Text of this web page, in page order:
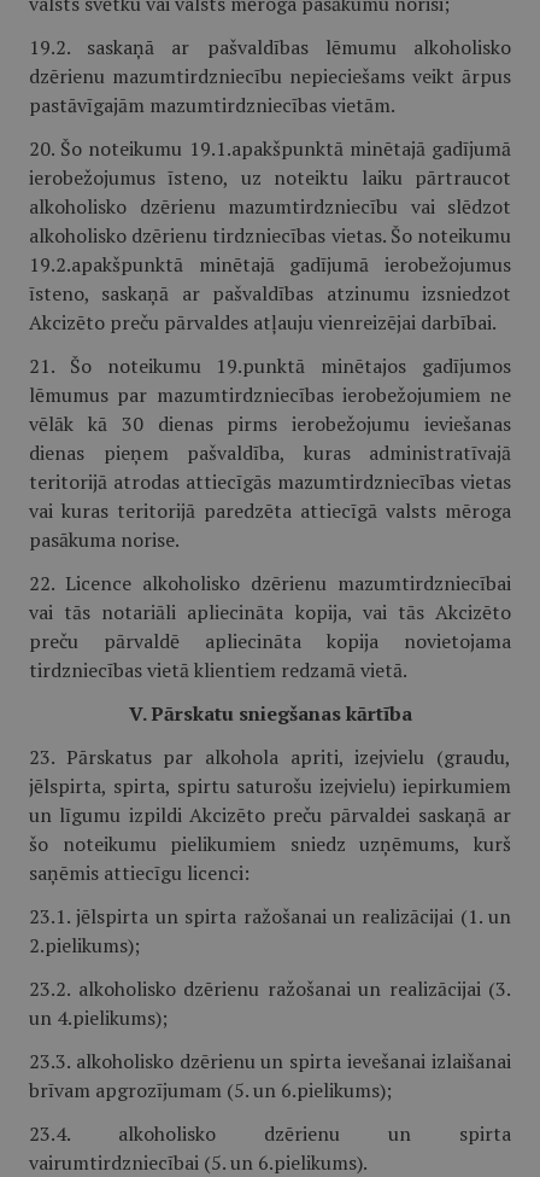
19.2. saskaņā ar pašvaldības lēmumu alkoholisko
dzērienu mazumtirdzniecību nepieciešams veikt ārpus
pastāvīgajām mazumtirdzniecības vietām.
20. Šo noteikumu 19.1.apakšpunktā minētajā gadījumā
ierobežojumus īsteno, uz noteiktu laiku pārtraucot
alkoholisko dzērienu mazumtirdzniecību vai slēdzot
alkoholisko dzērienu tirdzniecības vietas. Šo noteikumu
19.2.apakšpunktā minētajā gadījumā ierobežojumus
īsteno, saskaņā ar pašvaldības atzinumu izsniedzot
Akcizēto preču pārvaldes atļauju vienreizējai darbībai.
21. Šo noteikumu 19.punktā minētajos gadījumos
lēmumus par mazumtirdzniecības ierobežojumiem ne
vēlāk kā 30 dienas pirms ierobežojumu ieviešanas
dienas pieņem pašvaldība, kuras administratīvajā
teritorijā atrodas attiecīgās mazumtirdzniecības vietas
vai kuras teritorijā paredzēta attiecīgā valsts mēroga
pasākuma norise.
22. Licence alkoholisko dzērienu mazumtirdzniecībai
vai tās notariāli apliecināta kopija, vai tās Akcizēto
preču pārvaldē apliecināta kopija novietojama
tirdzniecības vietā klientiem redzamā vietā.
V. Pārskatu sniegšanas kārtība
23. Pārskatus par alkohola apriti, izejvielu (graudu,
jēlspirta, spirta, spirtu saturošu izejvielu) iepirkumiem
un līgumu izpildi Akcizēto preču pārvaldei saskaņā ar
šo noteikumu pielikumiem sniedz uzņēmums, kurš
saņēmis attiecīgu licenci:
23.1. jēlspirta un spirta ražošanai un realizācijai (1. un
2.pielikums);
23.2. alkoholisko dzērienu ražošanai un realizācijai (3.
un 4.pielikums);
23.3. alkoholisko dzērienu un spirta ievešanai izlaišanai
brīvam apgrozījumam (5. un 6.pielikums);
23.4. alkoholisko dzērienu un spirta
vairumtirdzniecībai (5. un 6.pielikums).